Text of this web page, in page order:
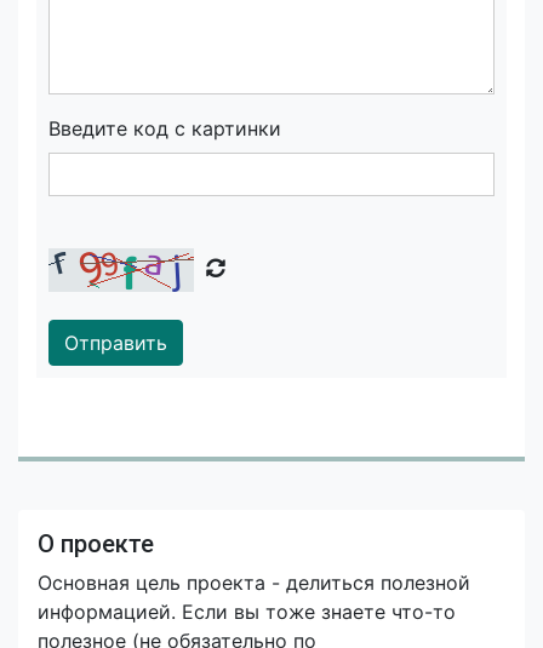
Введите код с картинки
Отправить
О проекте
Основная цель проекта - делиться полезной
информацией. Если вы тоже знаете что-то
полезное (не обязательно по